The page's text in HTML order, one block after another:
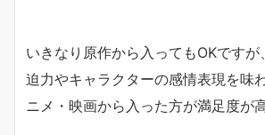
いきなり原作から入ってもOKです
迫力やキャラクターの感情表現を味
ニメ・映画から入った方が満足度が